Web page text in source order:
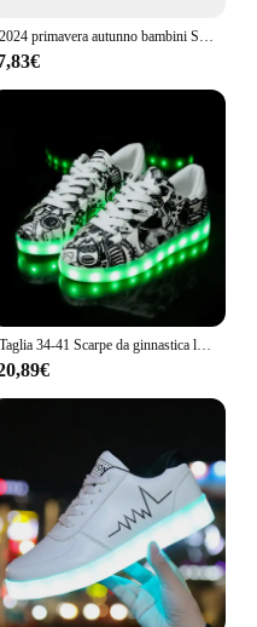
Taglia 34-41 Scarpe da ginnastica luminose per bambini con scarpe leggere Scarpe da ginnastica luminose per ragazzi e ragazze con suola luminosa per bambini retroilluminata